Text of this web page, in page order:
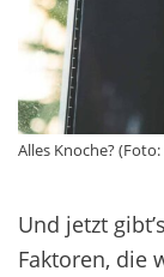
Alles Knoche?
Und jetzt
Faktoren, die